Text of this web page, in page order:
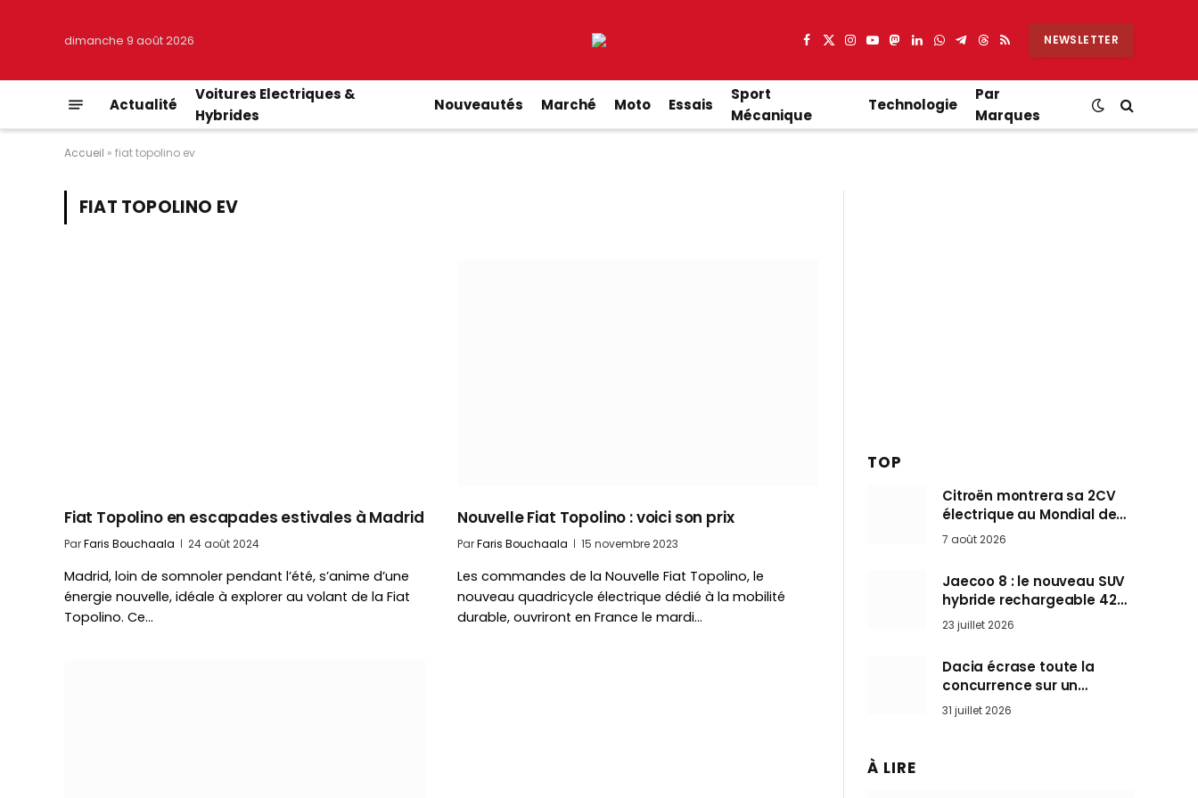
dimanche 9 août 2026 Facebook
X
Instagram
YouTube
Mastodon
LinkedIn
WhatsApp
Partager
Telegram
Threads
RSS NEWSLETTER
Actualité
Voitures Electriques &
Hybrides
Nouveautés Marché Moto Essais
Sport
Mécanique
Technologie
Par
Marques
Accueil » fiat topolino ev
FIAT TOPOLINO EV
Fiat Topolino en escapades estivales à Madrid
ParFaris Bouchaala 24 août 2024
Madrid, loin de somnoler pendant l’été, s’anime d’une
énergie nouvelle, idéale à explorer au volant de la Fiat
Topolino. Ce…
Nouvelle Fiat Topolino : voici son prix
ParFaris Bouchaala 15 novembre 2023
Les commandes de la Nouvelle Fiat Topolino, le
nouveau quadricycle électrique dédié à la mobilité
durable, ouvriront en France le mardi…
TOP
Citroën montrera sa 2CV
électrique au Mondial de
Paris pendant que BMW et
7 août 2026
Jaecoo 8 : le nouveau SUV
hybride rechargeable 428
ch qui vise l’Audi Q7 arrive
en Europe cet automne
23 juillet 2026
Dacia écrase toute la
concurrence sur un
marché où personne ne
l’attendait
31 juillet 2026
À LIRE